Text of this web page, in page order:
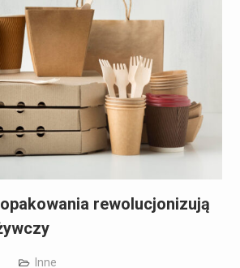
rewolucjonizują
Inne